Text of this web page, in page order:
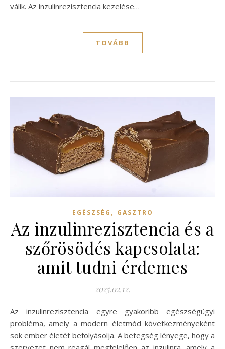
válik. Az inzulinrezisztencia kezelése…
TOVÁBB
EGÉSZSÉG , GASZTRO
Az inzulinrezisztencia és a
szőrösödés kapcsolata:
amit tudni érdemes
2025.02.12.
Az inzulinrezisztencia egyre gyakoribb egészségügyi
probléma, amely a modern életmód következményeként
sok ember életét befolyásolja. A betegség lényege, hogy a